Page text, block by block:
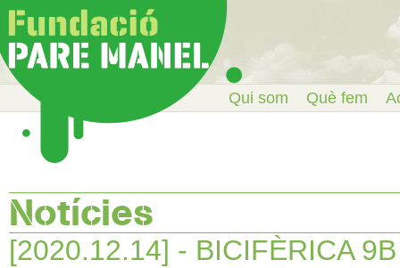
Qui som Què fem
Notícies
[2020.12.14] - BICIFÈRICA